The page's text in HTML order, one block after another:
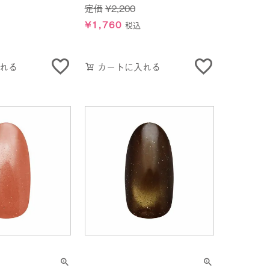
る
定価¥2,200
¥1,760 税込
カートに入れる